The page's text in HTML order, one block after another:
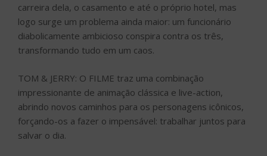
carreira dela, o casamento e até o próprio hotel, mas
logo surge um problema ainda maior: um funcionário
diabolicamente ambicioso conspira contra os três,
transformando tudo em um caos.
TOM & JERRY: O FILME traz uma combinação
impressionante de animação clássica e live-action,
abrindo novos caminhos para os personagens icônicos,
forçando-os a fazer o impensável: trabalhar juntos para
salvar o dia.